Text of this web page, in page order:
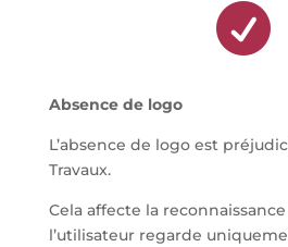

Absence de logo
L’absence de logo est
Travaux.
Cela affecte la
l’utilisateur regarde